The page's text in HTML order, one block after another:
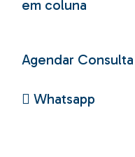
Agendar Consulta
Whatsapp